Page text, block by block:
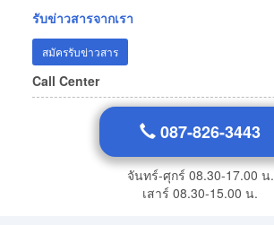
รับข่าวสารจากเรา
สมัครรับข่าวสาร
Call Center
087-826-3443
จันทร์-ศุกร์ 08.30-17.00 น.
เสาร์ 08.30-15.00 น.